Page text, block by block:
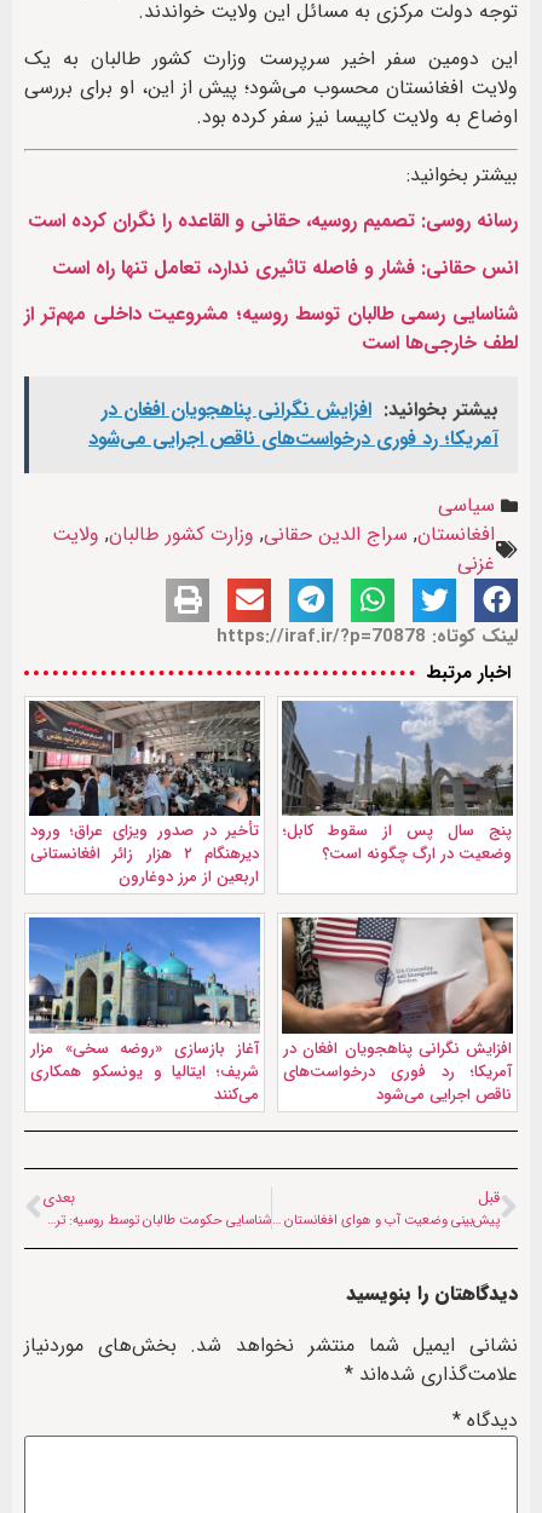
توجه دولت مرکزی به مسائل این ولایت خواندند.
این دومین سفر اخیر سرپرست وزارت کشور طالبان به یک
ولایت افغانستان محسوب می‌شود؛ پیش از این، او برای بررسی
اوضاع به ولایت کاپیسا نیز سفر کرده بود.
بیشتر بخوانید:
رسانه روسی: تصمیم روسیه، حقانی و القاعده را نگران کرده است
انس حقانی: فشار و فاصله تاثیری ندارد، تعامل تنها راه است
شناسایی رسمی طالبان توسط روسیه؛ مشروعیت داخلی مهم‌تر از
لطف خارجی‌ها است
بیشتر بخوانید: افزایش نگرانی پناهجویان افغان در
آمریکا؛ رد فوری درخواست‌های ناقص اجرایی می‌شود
سیاسی
افغانستان, سراج الدین حقانی, وزارت کشور طالبان, ولایت
غزنی
لینک کوتاه: https://iraf.ir/?p=70878
اخبار مرتبط
پنج سال پس از سقوط کابل؛
وضعیت در ارگ چگونه است؟
تأخیر در صدور ویزای عراق؛ ورود
دیرهنگام ۲ هزار زائر افغانستانی
اربعین از مرز دوغارون
افزایش نگرانی پناهجویان افغان در
آمریکا؛ رد فوری درخواست‌های
ناقص اجرایی می‌شود
آغاز بازسازی «روضه سخی» مزار
شریف؛ ایتالیا و یونسکو همکاری
می‌کنند
قبل
پیش‌بینی وضعیت آب و هوای افغانستان (پنجشنبه، ۱۹ تیرماه ۱۴۰۴)
بعدی
شناسایی حکومت طالبان توسط روسیه: ترجیح منافع ژئوپلیتیک بر مشروعیت سیاسی
دیدگاهتان را بنویسید
نشانی ایمیل شما منتشر نخواهد شد. بخش‌های موردنیاز
علامت‌گذاری شده‌اند *
دیدگاه *